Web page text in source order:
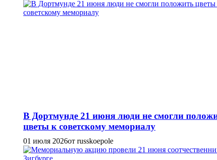
В Дортмунде 21 июня люди не смогли
цветы к советскому мемориалу
01 июля 2026от russkoepole